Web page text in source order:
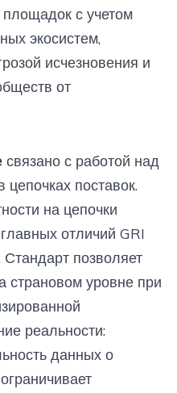
с учетом
экосистем,
исчезновения и
от
связано с работой над
поставок.
на цепочки
отличий GRI
позволяет
страновом уровне при
реальности:
данных о